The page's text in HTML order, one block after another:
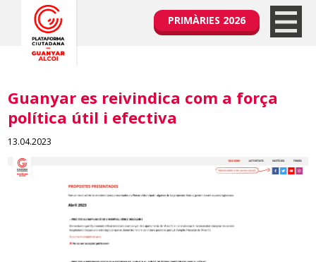
PRIMÀRIES 2026
Guanyar es reivindica com a força
política útil i efectiva
13.04.2023